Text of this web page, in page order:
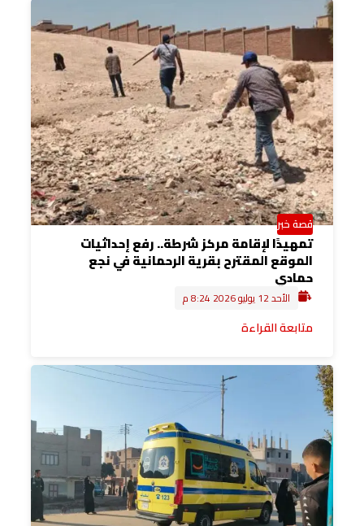
قصة خبر
تمهيدًا لإقامة مركز شرطة.. رفع إحداثيات
الموقع المقترح بقرية الرحمانية في نجع
حمادي
الأحد 12 يوليو 2026 8:24 م
متابعة القراءة